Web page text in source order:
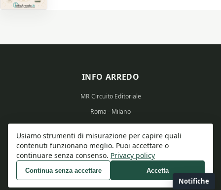
INFO ARREDO
MR Circuito Editoriale
Roma - Milano
Partita IVA: 15569351008
© 2026 Info Arredo - Tutti i diritti riservati.
Usiamo strumenti di misurazione per capire quali
contenuti funzionano meglio. Puoi accettare o
continuare senza consenso. Privacy policy
Continua senza accettare Accetta
Notifiche